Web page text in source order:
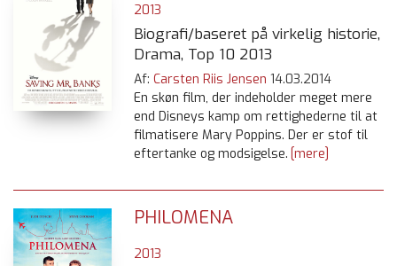
2013
Biografi/baseret på virkelig historie,
Drama, Top 10 2013
Af: Carsten Riis Jensen 14.03.2014
En skøn film, der indeholder meget mere
end Disneys kamp om rettighederne til at
filmatisere Mary Poppins. Der er stof til
eftertanke og modsigelse. [mere]
PHILOMENA
2013